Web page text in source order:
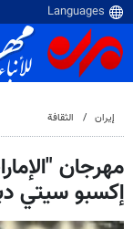
إيران الثقافة
مهرجان
إكسبو سيتي